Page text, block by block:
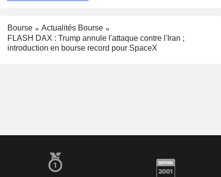
Bourse
Actualités Bourse
FLASH DAX : Trump annule l'attaque contre l'Iran ;
introduction en bourse record pour SpaceX